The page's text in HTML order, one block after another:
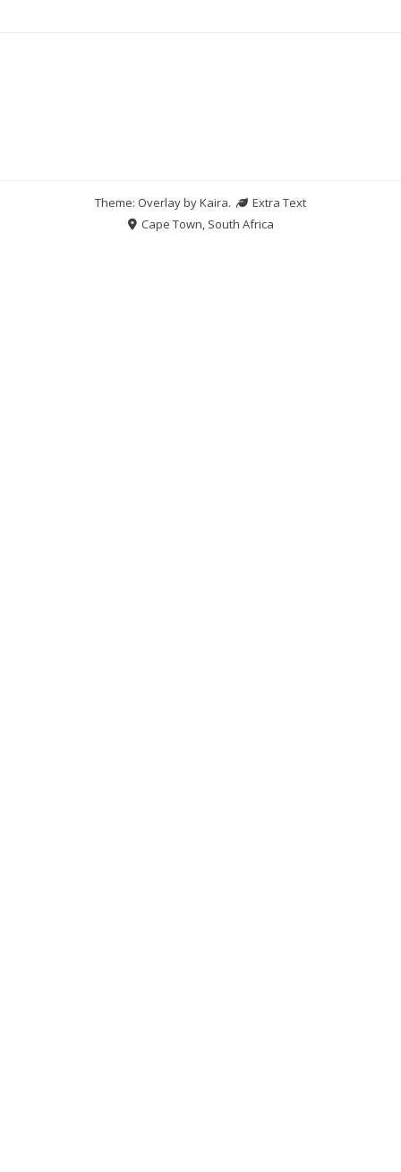
Theme: Overlay byKaira.
Extra Text
Cape Town, South Africa